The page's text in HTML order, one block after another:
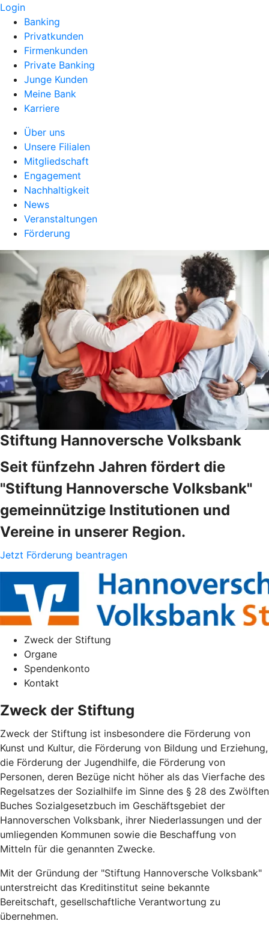
Login
Banking
Privatkunden
Firmenkunden
Private Banking
Junge Kunden
Meine Bank
Karriere
Über uns
Unsere Filialen
Mitgliedschaft
Engagement
Nachhaltigkeit
News
Veranstaltungen
Förderung
Stiftung Hannoversche Volksbank
Seit fünfzehn Jahren fördert die
"Stiftung Hannoversche Volksbank"
gemeinnützige Institutionen und
Vereine in unserer Region.
Jetzt Förderung beantragen
Zweck der Stiftung
Organe
Spendenkonto
Kontakt
Zweck der Stiftung
Zweck der Stiftung ist insbesondere die Förderung von
Kunst und Kultur, die Förderung von Bildung und Erziehung,
die Förderung der Jugendhilfe, die Förderung von
Personen, deren Bezüge nicht höher als das Vierfache des
Regelsatzes der Sozialhilfe im Sinne des § 28 des Zwölften
Buches Sozialgesetzbuch im Geschäftsgebiet der
Hannoverschen Volksbank, ihrer Niederlassungen und der
umliegenden Kommunen sowie die Beschaffung von
Mitteln für die genannten Zwecke.
Mit der Gründung der "Stiftung Hannoversche Volksbank"
unterstreicht das Kreditinstitut seine bekannte
Bereitschaft, gesellschaftliche Verantwortung zu
übernehmen.